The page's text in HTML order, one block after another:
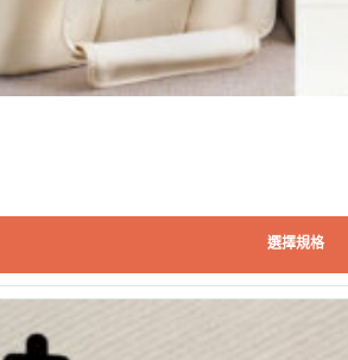
選擇規格